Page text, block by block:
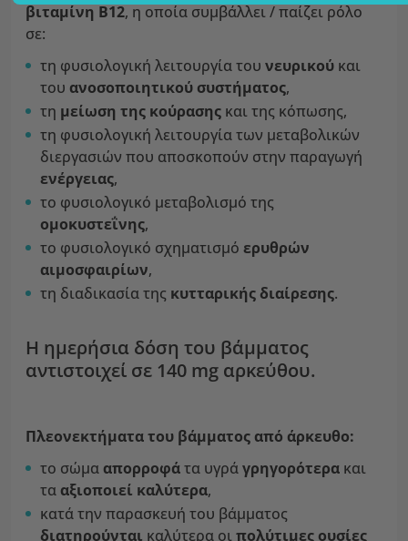
βιταμίνη B12, η οποία συμβάλλει / παίζει ρόλο
σε:
τη φυσιολογική λειτουργία του νευρικού και
του ανοσοποιητικού συστήματος,
τη μείωση της κούρασης και της κόπωσης,
τη φυσιολογική λειτουργία των μεταβολικών
διεργασιών που αποσκοπούν στην παραγωγή
ενέργειας,
το φυσιολογικό μεταβολισμό της
ομοκυστεΐνης,
το φυσιολογικό σχηματισμό ερυθρών
αιμοσφαιρίων,
τη διαδικασία της κυτταρικής διαίρεσης.
Η ημερήσια δόση του βάμματος
αντιστοιχεί σε 140 mg αρκεύθου.
Πλεονεκτήματα του βάμματος από άρκευθο:
το σώμα απορροφάτα υγράγρηγορότερα και
τα αξιοποιεί καλύτερα,
κατά την παρασκευή του βάμματος
διατηρούνται καλύτερα οιπολύτιμες ουσίες